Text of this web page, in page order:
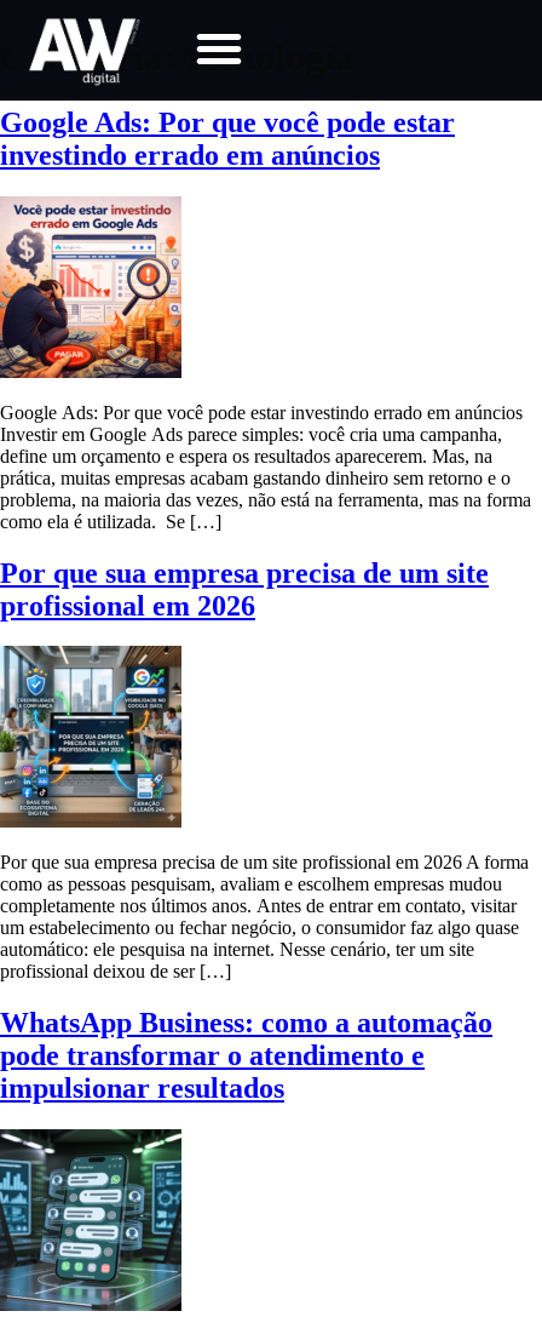
Categoria: tecnologia
Google Ads: Por que você pode estar
investindo errado em anúncios
Google Ads: Por que você pode estar investindo errado em anúncios
Investir em Google Ads parece simples: você cria uma campanha,
define um orçamento e espera os resultados aparecerem. Mas, na
prática, muitas empresas acabam gastando dinheiro sem retorno e o
problema, na maioria das vezes, não está na ferramenta, mas na forma
como ela é utilizada. Se […]
Por que sua empresa precisa de um site
profissional em 2026
Por que sua empresa precisa de um site profissional em 2026 A forma
como as pessoas pesquisam, avaliam e escolhem empresas mudou
completamente nos últimos anos. Antes de entrar em contato, visitar
um estabelecimento ou fechar negócio, o consumidor faz algo quase
automático: ele pesquisa na internet. Nesse cenário, ter um site
profissional deixou de ser […]
WhatsApp Business: como a automação
pode transformar o atendimento e
impulsionar resultados